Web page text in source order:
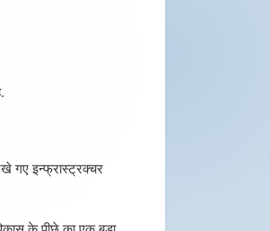
गए इन्फ्रास्ट्रक्चर